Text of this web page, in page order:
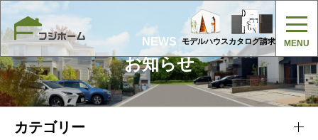
モデルハウスカタログ請求
NEWS
お知らせ
カテゴリー